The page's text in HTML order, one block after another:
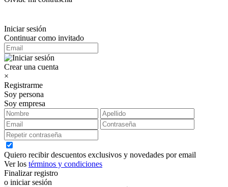
Iniciar sesión
Continuar como invitado
Crear una cuenta
×
Registrarme
Soy persona
Soy empresa
Quiero recibir descuentos exclusivos y novedades por email
Ver los términos y condiciones
Finalizar registro
o iniciar sesión